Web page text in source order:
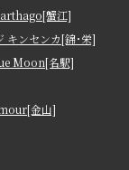
蟹江]
キンセンカ[錦･栄]
Moon[名駅]
金山]